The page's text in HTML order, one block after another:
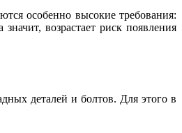
особенно высокие требования:
возрастает риск появления
деталей и болтов. Для этого в